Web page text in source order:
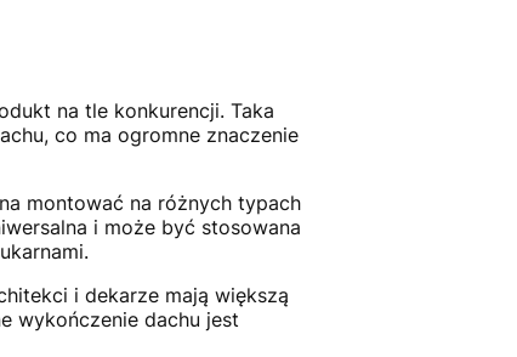
na tle konkurencji. Taka
co ma ogromne znaczenie
montować na różnych typach
i może być stosowana
i dekarze mają większą
wykończenie dachu jest